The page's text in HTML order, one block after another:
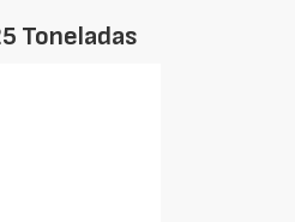
Toneladas